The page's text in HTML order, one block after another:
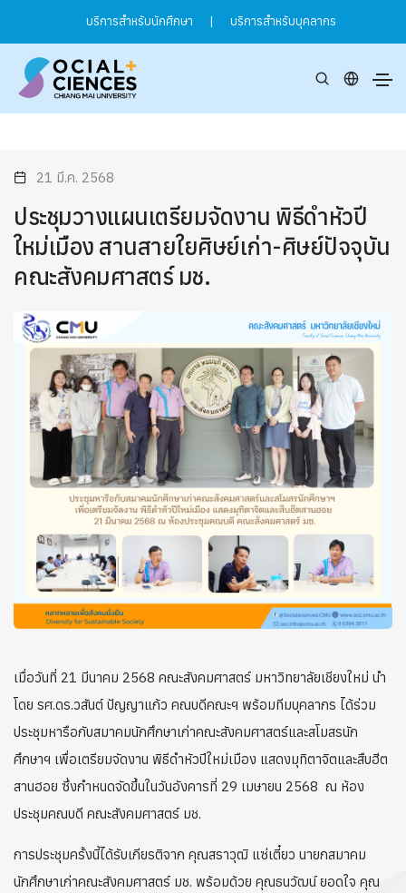
บริการสำหรับนักศึกษา | บริการสำหรับบุคลากร
21 มี.ค. 2568
ประชุมวางแผนเตรียมจัดงาน พิธีดำหัวปี
ใหม่เมือง สานสายใยศิษย์เก่า-ศิษย์ปัจจุบัน
คณะสังคมศาสตร์ มช.
เมื่อวันที่ 21 มีนาคม 2568 คณะสังคมศาสตร์ มหาวิทยาลัยเชียงใหม่ นำ
โดย รศ.ดร.วสันต์ ปัญญาแก้ว คณบดีคณะฯ พร้อมทีมบุคลากร ได้ร่วม
ประชุมหารือกับสมาคมนักศึกษาเก่าคณะสังคมศาสตร์และสโมสรนัก
ศึกษาฯ เพื่อเตรียมจัดงาน พิธีดำหัวปีใหม่เมือง แสดงมุทิตาจิตและสืบฮีต
สานฮอย ซึ่งกำหนดจัดขึ้นในวันอังคารที่ 29 เมษายน 2568 ณ ห้อง
ประชุมคณบดี คณะสังคมศาสตร์ มช.
การประชุมครั้งนี้ได้รับเกียรติจาก คุณสราวุฒิ แซ่เตี๋ยว นายกสมาคม
นักศึกษาเก่าคณะสังคมศาสตร์ มช. พร้อมด้วย คุณธนวัฒน์ ยอดใจ คุณ